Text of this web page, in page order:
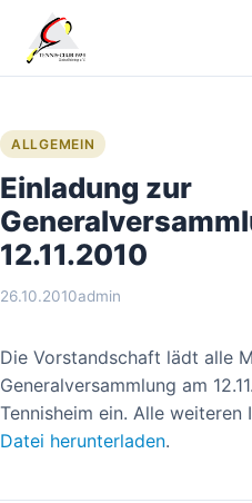
Inhalt
springen
ALLGEMEIN
Einladung zur
12.11.2010
26.10.2010admin
Die Vorstandschaft lädt alle
Generalversammlung am
Tennisheim ein. Alle weiteren
Datei herunterladen.